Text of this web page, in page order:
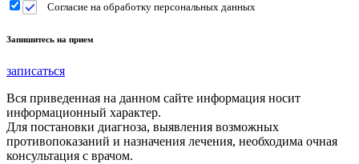
Согласие на обработку персональных данных
Запишитесь на прием
записаться
Вся приведенная на данном сайте информация носит
информационный характер.
Для постановки диагноза, выявления возможных
противопоказаний и назначения лечения, необходима очная
консультация с врачом.